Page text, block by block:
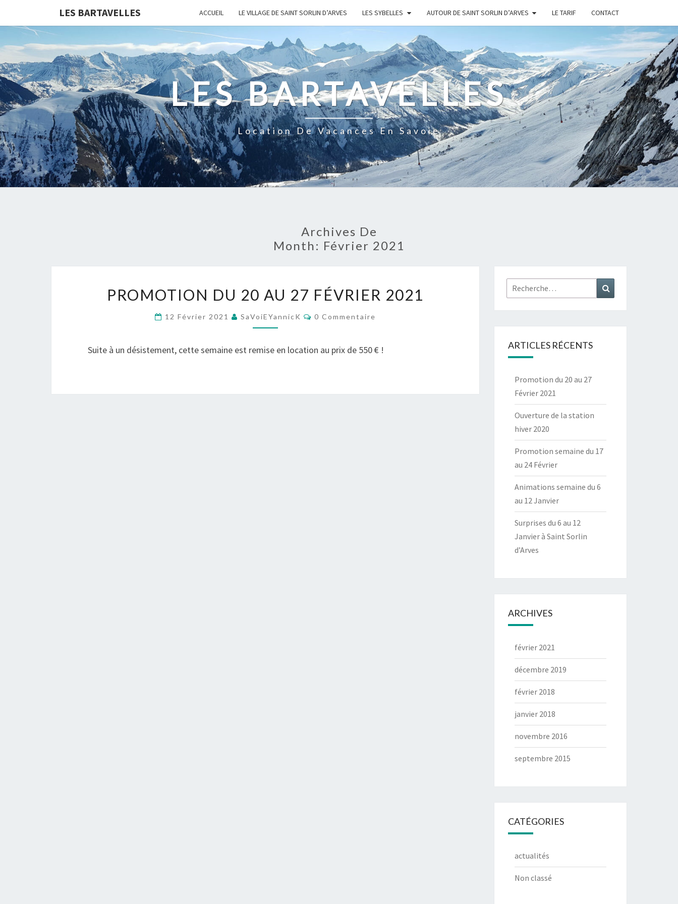
LES BARTAVELLES ACCUEIL LE VILLAGE DE SAINT SORLIN D’ARVES LES SYBELLES AUTOUR DE SAINT SORLIN D’ARVES LE TARIF CONTACT
LES BARTAVELLES
Location De Vacances En Savoie
Archives De
Month: Février 2021
DU
20
AU
PROMOTION DU 20 AU 27 FÉVRIER 2021
12 Février 2021 SaVoiEYannicK Commentaires
0 Commentaire
Suite à un désistement, cette semaine est remise en location au prix de 550 € !
Rechercher :
ARTICLES RÉCENTS
Promotion du 20 au 27
Février 2021
Ouverture de la station
hiver 2020
Promotion semaine du 17
au 24 Février
Animations semaine du 6
au 12 Janvier
Surprises du 6 au 12
Janvier à Saint Sorlin
d’Arves
ARCHIVES
février 2021
décembre 2019
février 2018
janvier 2018
novembre 2016
septembre 2015
CATÉGORIES
actualités
Non classé